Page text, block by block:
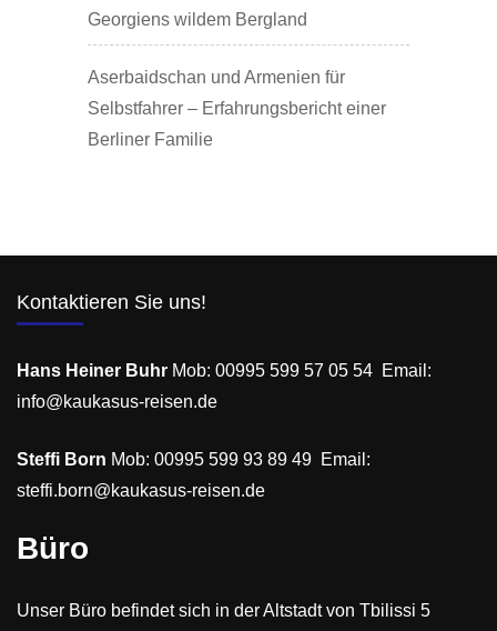
Georgiens wildem Bergland
Aserbaidschan und Armenien für
Selbstfahrer – Erfahrungsbericht einer
Berliner Familie
Kontaktieren Sie uns!
Hans Heiner Buhr Mob: 00995 599 57 05 54 Email:
info@kaukasus-reisen.de
Steffi Born Mob: 00995 599 93 89 49 Email:
steffi.born@kaukasus-reisen.de
Büro
Unser Büro befindet sich in der Altstadt von Tbilissi 5